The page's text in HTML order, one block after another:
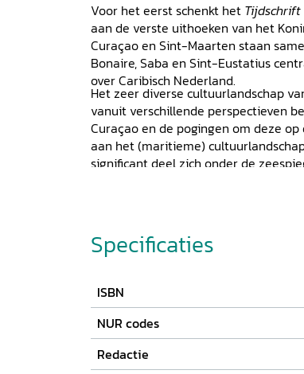
Voor het eerst schenkt het Tijdschrift
aan de verste uithoeken van het
Curaçao en Sint-Maarten staan
Bonaire, Saba en Sint-Eustatius
over Caribisch Nederland.
Het zeer diverse cultuurlandschap
vanuit verschillende perspectieven
Curaçao en de pogingen om deze
aan het (maritieme)
significant deel zich onder de
geanalyseerd hoe de mens zich
steile vulkaan en op Aruba wordt
aandacht voor Sint-Maarten aan de
interview over actuele
Specificaties
ISBN
NUR codes
Redactie